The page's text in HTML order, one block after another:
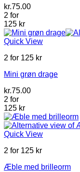
kr.75.00
2 for
125 kr
Quick View
2 for 125 kr
Mini grøn drage
kr.75.00
2 for
125 kr
Quick View
2 for 125 kr
Æble med brilleorm